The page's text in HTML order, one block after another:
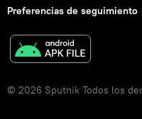
Preferencias de seguimiento
© 2026 Sputnik Todos los